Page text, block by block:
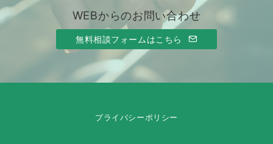
WEBからのお問い合わせ
無料相談フォームはこちら
プライバシーポリシー